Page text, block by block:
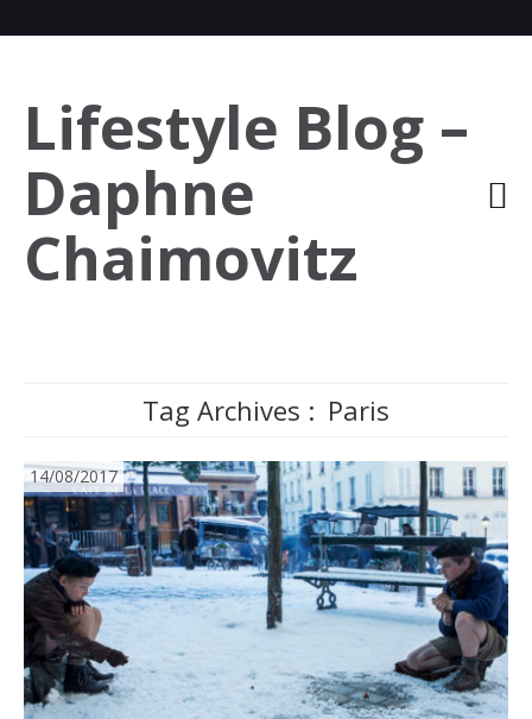
Lifestyle Blog –
Daphne
Chaimovitz
Tag Archives : Paris
14/08/2017